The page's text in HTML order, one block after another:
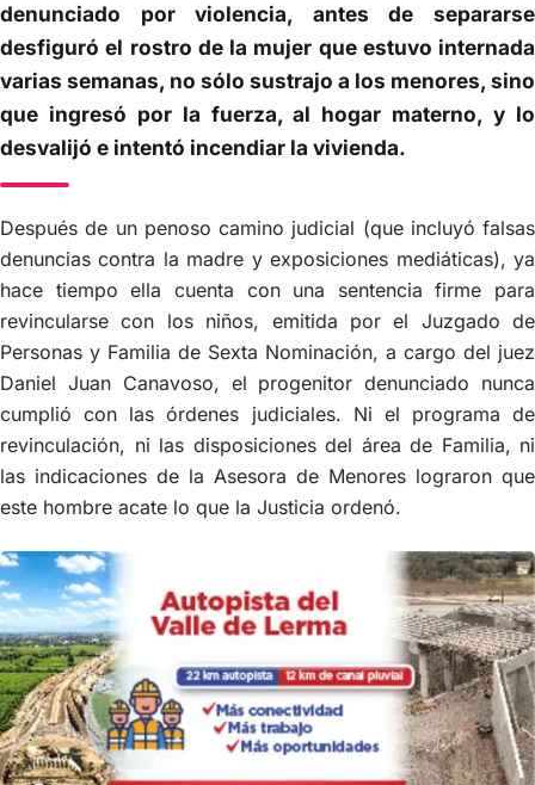
denunciado por violencia, antes de separarse
desfiguró el rostro de la mujer que estuvo internada
varias semanas, no sólo sustrajo a los menores, sino
que ingresó por la fuerza, al hogar materno, y lo
desvalijó e intentó incendiar la vivienda.
Después de un penoso camino judicial (que incluyó falsas
denuncias contra la madre y exposiciones mediáticas), ya
hace tiempo ella cuenta con una sentencia firme para
revincularse con los niños, emitida por el Juzgado de
Personas y Familia de Sexta Nominación, a cargo del juez
Daniel Juan Canavoso, el progenitor denunciado nunca
cumplió con las órdenes judiciales. Ni el programa de
revinculación, ni las disposiciones del área de Familia, ni
las indicaciones de la Asesora de Menores lograron que
este hombre acate lo que la Justicia ordenó.